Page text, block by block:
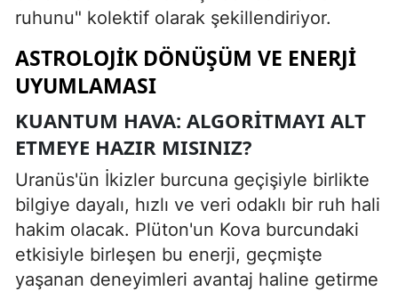
ruhunu" kolektif olarak şekillendiriyor.
ASTROLOJIK DÖNÜŞÜM VE ENERJI
UYUMLAMASI
KUANTUM HAVA: ALGORITMAYI ALT
ETMEYE HAZIR MISINIZ?
Uranüs'ün İkizler burcuna geçişiyle birlikte
bilgiye dayalı, hızlı ve veri odaklı bir ruh hali
hakim olacak. Plüton'un Kova burcundaki
etkisiyle birleşen bu enerji, geçmişte
yaşanan deneyimleri avantaj haline getirme